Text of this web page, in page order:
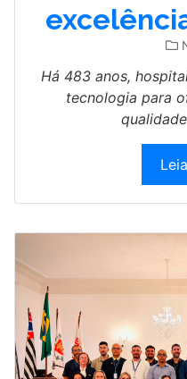
Há 483 anos,
tecnologia para